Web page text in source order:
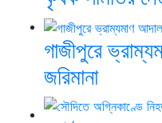
গাজীপুরে
জরিমানা